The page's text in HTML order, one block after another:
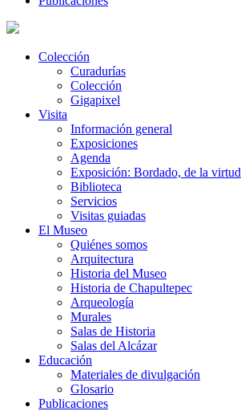
Colección
Curadurías
Colección
Gigapixel
Visita
Información general
Exposiciones
Agenda
Exposición: Bordado, de la virtud
Biblioteca
Servicios
Visitas guiadas
El Museo
Quiénes somos
Arquitectura
Historia del Museo
Historia de Chapultepec
Arqueología
Murales
Salas de Historia
Salas del Alcázar
Educación
Materiales de divulgación
Glosario
Publicaciones